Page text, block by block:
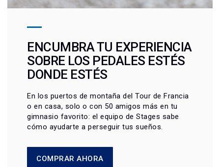
ENCUMBRA TU EXPERIENCIA
SOBRE LOS PEDALES ESTÉS
DONDE ESTÉS
En los puertos de montaña del Tour de Francia
o en casa, solo o con 50 amigos más en tu
gimnasio favorito: el equipo de Stages sabe
cómo ayudarte a perseguir tus sueños.
COMPRAR AHORA